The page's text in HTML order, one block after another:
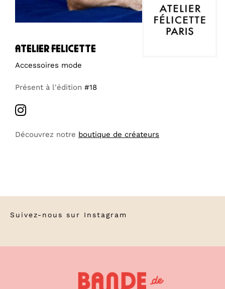
atelier felicette
Accessoires mode
Présent à l'édition #18
Découvrez notre boutique de créateurs
Suivez-nous sur Instagram